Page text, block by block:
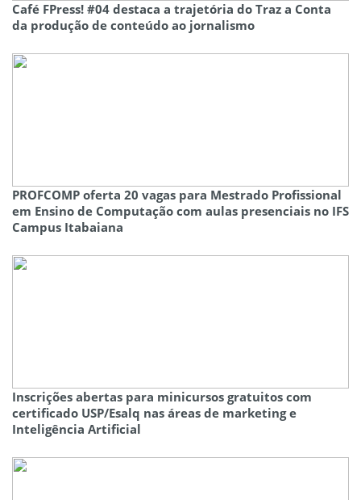
Café FPress! #04 destaca a trajetória do Traz a Conta
da produção de conteúdo ao jornalismo
PROFCOMP oferta 20 vagas para Mestrado Profissional
em Ensino de Computação com aulas presenciais no IFS
Campus Itabaiana
Inscrições abertas para minicursos gratuitos com
certificado USP/Esalq nas áreas de marketing e
Inteligência Artificial